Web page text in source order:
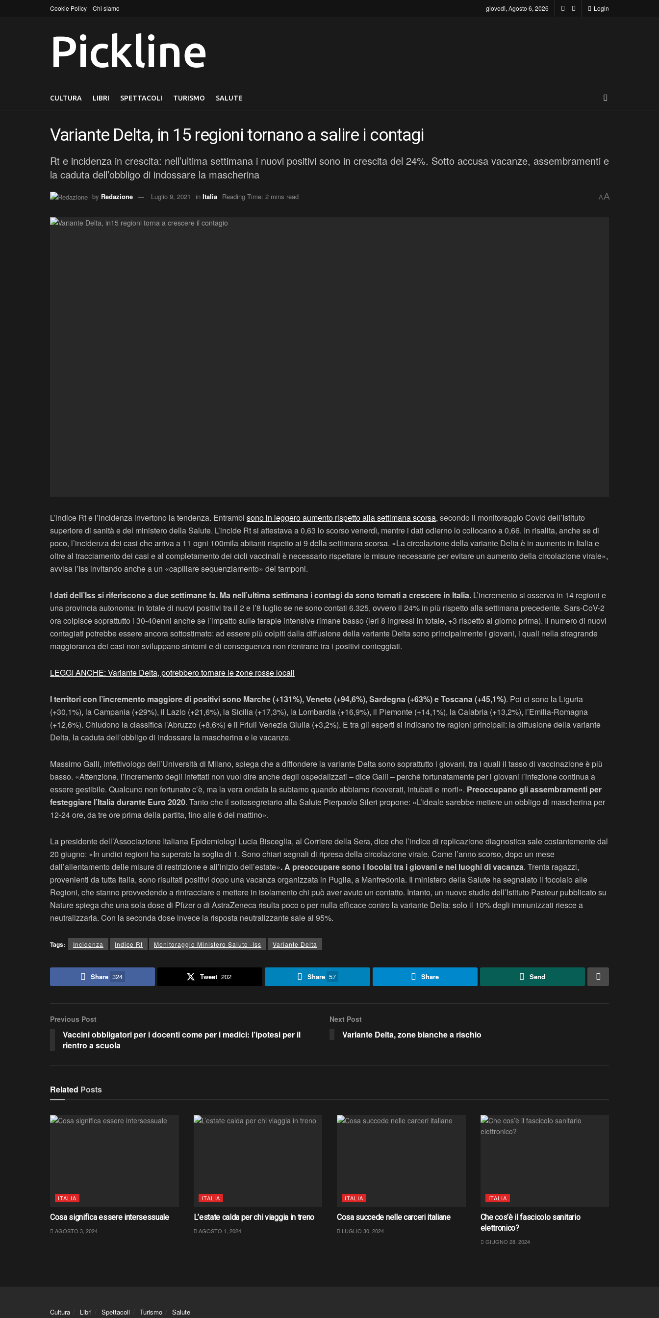
Cookie Policy Chi siamo giovedì, Agosto 6, 2026 Login
Pickline
CULTURA LIBRI SPETTACOLI TURISMO SALUTE
Variante Delta, in 15 regioni tornano a salire i contagi
Rt e incidenza in crescita: nell’ultima settimana i nuovi positivi sono in crescita del 24%. Sotto accusa vacanze, assembramenti e
la caduta dell’obbligo di indossare la mascherina
by Redazione Luglio 9, 2021 in Italia Reading Time: 2 mins read AA
L’indice Rt e l’incidenza invertono la tendenza. Entrambi sono in leggero aumento rispetto alla settimana scorsa, secondo il monitoraggio Covid dell’Istituto
superiore di sanità e del ministero della Salute. L’incide Rt si attestava a 0,63 lo scorso venerdì, mentre i dati odierno lo collocano a 0,66. In risalita, anche se di
poco, l’incidenza dei casi che arriva a 11 ogni 100mila abitanti rispetto ai 9 della settimana scorsa. «La circolazione della variante Delta è in aumento in Italia e
oltre al tracciamento dei casi e al completamento dei cicli vaccinali è necessario rispettare le misure necessarie per evitare un aumento della circolazione virale»,
avvisa l’Iss invitando anche a un «capillare sequenziamento» dei tamponi.
I dati dell’Iss si riferiscono a due settimane fa. Ma nell’ultima settimana i contagi da sono tornati a crescere in Italia. L’incremento si osserva in 14 regioni e
una provincia autonoma: in totale di nuovi positivi tra il 2 e l’8 luglio se ne sono contati 6.325, ovvero il 24% in più rispetto alla settimana precedente. Sars-CoV-2
ora colpisce soprattutto i 30-40enni anche se l’impatto sulle terapie intensive rimane basso (ieri 8 ingressi in totale, +3 rispetto al giorno prima). Il numero di nuovi
contagiati potrebbe essere ancora sottostimato: ad essere più colpiti dalla diffusione della variante Delta sono principalmente i giovani, i quali nella stragrande
maggioranza dei casi non sviluppano sintomi e di conseguenza non rientrano tra i positivi conteggiati.
LEGGI ANCHE: Variante Delta, potrebbero tornare le zone rosse locali
I territori con l’incremento maggiore di positivi sono Marche (+131%), Veneto (+94,6%), Sardegna (+63%) e Toscana (+45,1%). Poi ci sono la Liguria
(+30,1%), la Campania (+29%), il Lazio (+21,6%), la Sicilia (+17,3%), la Lombardia (+16,9%), il Piemonte (+14,1%), la Calabria (+13,2%), l’Emilia-Romagna
(+12,6%). Chiudono la classifica l’Abruzzo (+8,6%) e il Friuli Venezia Giulia (+3,2%). E tra gli esperti si indicano tre ragioni principali: la diffusione della variante
Delta, la caduta dell’obbligo di indossare la mascherina e le vacanze.
Massimo Galli, infettivologo dell’Università di Milano, spiega che a diffondere la variante Delta sono soprattutto i giovani, tra i quali il tasso di vaccinazione è più
basso. «Attenzione, l’incremento degli infettati non vuol dire anche degli ospedalizzati – dice Galli – perché fortunatamente per i giovani l’infezione continua a
essere gestibile. Qualcuno non fortunato c’è, ma la vera ondata la subiamo quando abbiamo ricoverati, intubati e morti». Preoccupano gli assembramenti per
festeggiare l’Italia durante Euro 2020. Tanto che il sottosegretario alla Salute Pierpaolo Sileri propone: «L’ideale sarebbe mettere un obbligo di mascherina per
12-24 ore, da tre ore prima della partita, fino alle 6 del mattino».
La presidente dell’Associazione Italiana Epidemiologi Lucia Bisceglia, al Corriere della Sera, dice che l’indice di replicazione diagnostica sale costantemente dal
20 giugno: «In undici regioni ha superato la soglia di 1. Sono chiari segnali di ripresa della circolazione virale. Come l’anno scorso, dopo un mese
dall’allentamento delle misure di restrizione e all’inizio dell’estate». A preoccupare sono i focolai tra i giovani e nei luoghi di vacanza. Trenta ragazzi,
provenienti da tutta Italia, sono risultati positivi dopo una vacanza organizzata in Puglia, a Manfredonia. Il ministero della Salute ha segnalato il focolaio alle
Regioni, che stanno provvedendo a rintracciare e mettere in isolamento chi può aver avuto un contatto. Intanto, un nuovo studio dell’Istituto Pasteur pubblicato su
Nature spiega che una sola dose di Pfizer o di AstraZeneca risulta poco o per nulla efficace contro la variante Delta: solo il 10% degli immunizzati riesce a
neutralizzarla. Con la seconda dose invece la risposta neutralizzante sale al 95%.
Tags: Incidenza Indice Rt Monitoraggio Ministero Salute -Iss Variante Delta
Share 324 Tweet 202 Share 57 Share Send
Previous Post
Vaccini obbligatori per i docenti come per i medici: l’ipotesi per il
rientro a scuola
Next Post
Variante Delta, zone bianche a rischio
Related Posts
ITALIA
Cosa significa essere intersessuale
AGOSTO 3, 2024
ITALIA
L’estate calda per chi viaggia in treno
AGOSTO 1, 2024
ITALIA
Cosa succede nelle carceri italiane
LUGLIO 30, 2024
ITALIA
Che cos’è il fascicolo sanitario
elettronico?
GIUGNO 28, 2024
Cultura Libri Spettacoli Turismo Salute